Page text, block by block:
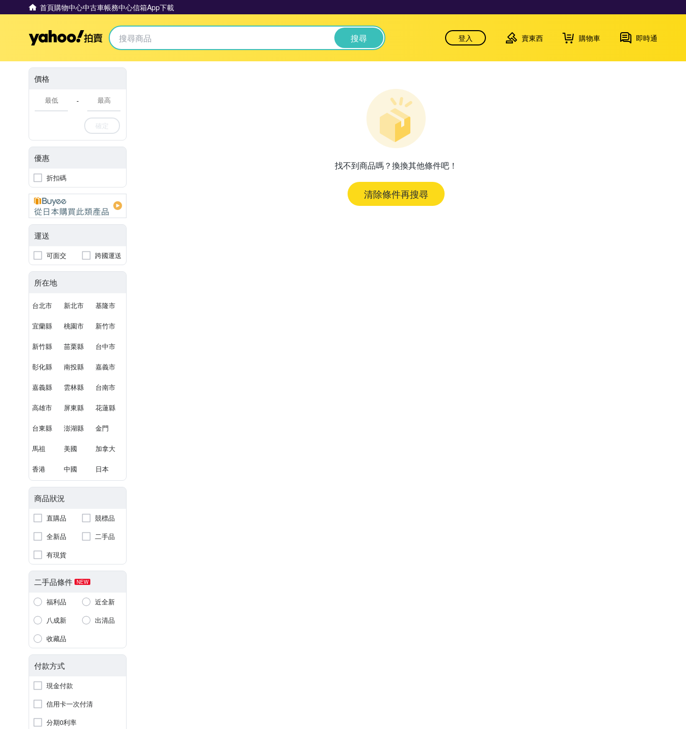
首頁購物中心中古車帳務中心信箱App下載
Yahoo拍賣 搜尋 登入 賣東西 購物車 即時通
價格
-
確定
優惠
折扣碼
運送
可面交 跨國運送
所在地
台北市 新北市 基隆市
宜蘭縣 桃園市 新竹市
新竹縣 苗栗縣 台中市
彰化縣 南投縣 嘉義市
嘉義縣 雲林縣 台南市
高雄市 屏東縣 花蓮縣
台東縣 澎湖縣 金門
馬祖 美國 加拿大
香港 中國 日本
商品狀況
直購品
競標品
全新品
二手品
有現貨
二手品條件 NEW
福利品
近全新
八成新
出清品
收藏品
付款方式
現金付款
信用卡一次付清
分期0利率
找不到商品嗎？換換其他條件吧！
清除條件再搜尋